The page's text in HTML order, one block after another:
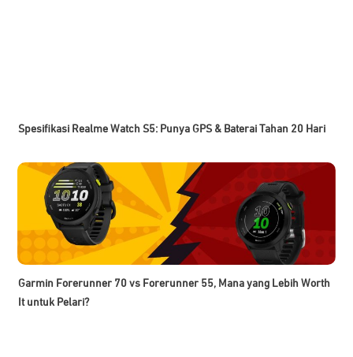
Spesifikasi Realme Watch S5: Punya GPS & Baterai Tahan 20 Hari
Garmin Forerunner 70 vs Forerunner 55, Mana yang Lebih Worth
It untuk Pelari?